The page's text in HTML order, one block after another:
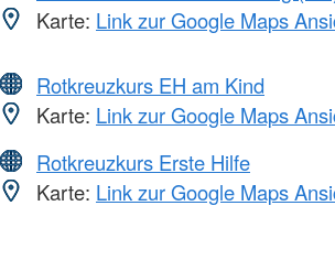
Karte: Link zur Google Maps
Rotkreuzkurs EH am Kind
Karte: Link zur Google Maps
Rotkreuzkurs Erste Hilfe
Karte: Link zur Google Maps